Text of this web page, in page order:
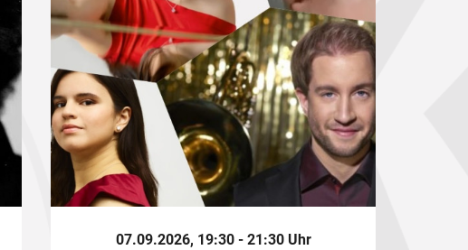
07.09.2026, 19:30 - 21:30 Uhr